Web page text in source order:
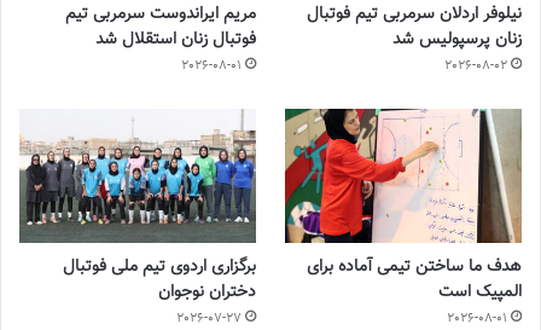
نیلوفر اردلان سرمربی تیم فوتبال
زنان پرسپولیس شد
2026-08-02
مریم ایراندوست سرمربی تیم
فوتبال زنان استقلال شد
2026-08-01
هدف ما ساختن تیمی آماده برای
المپیک است
2026-08-01
برگزاری اردوی تیم ملی فوتبال
دختران نوجوان
2026-07-27